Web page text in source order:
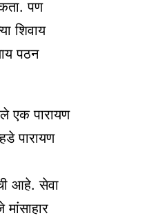
पण
शिवाय
पठन
एक पारायण
पारायण
आहे. सेवा